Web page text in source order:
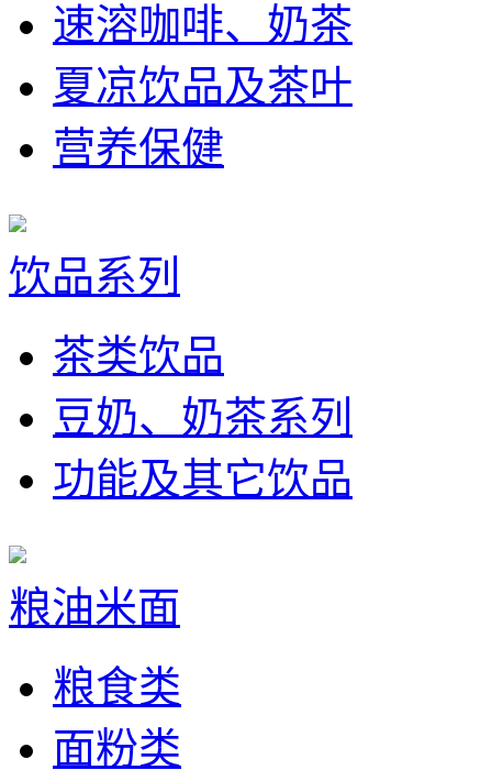
速溶咖啡、奶茶
夏凉饮品及茶叶
营养保健
饮品系列
茶类饮品
豆奶、奶茶系列
功能及其它饮品
粮油米面
粮食类
面粉类